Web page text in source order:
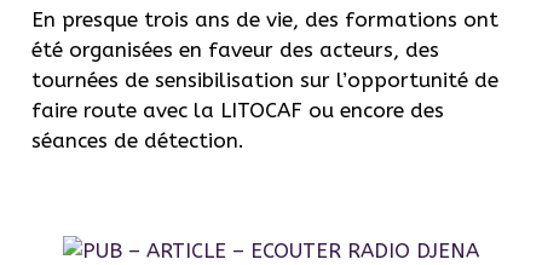
En presque trois ans de vie, des formations ont
été organisées en faveur des acteurs, des
tournées de sensibilisation sur l’opportunité de
faire route avec la LITOCAF ou encore des
séances de détection.